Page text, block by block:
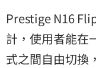
Prestige N16
計，使用者能在
式之間自由切換